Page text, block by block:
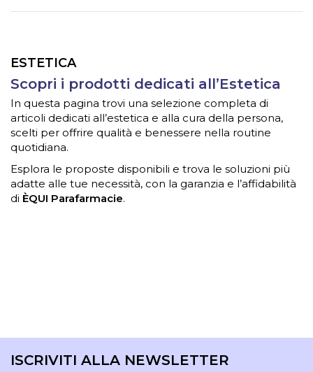
ESTETICA
Scopri i prodotti dedicati all’Estetica
In questa pagina trovi una selezione completa di
articoli dedicati all’estetica e alla cura della persona,
scelti per offrire qualità e benessere nella routine
quotidiana.
Esplora le proposte disponibili e trova le soluzioni più
adatte alle tue necessità, con la garanzia e l’affidabilità
di ÈQUI Parafarmacie.
ISCRIVITI ALLA NEWSLETTER